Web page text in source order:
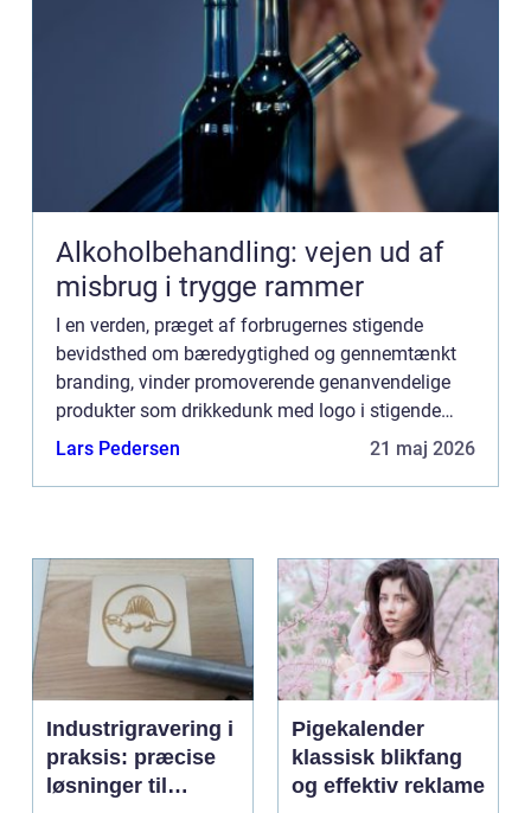
Alkoholbehandling: vejen ud af
misbrug i trygge rammer
I en verden, præget af forbrugernes stigende
bevidsthed om bæredygtighed og gennemtænkt
branding, vinder promoverende genanvendelige
produkter som drikkedunk med logo i stigende
grad popularitet. Dette skyldes ikke kun deres
Lars Pedersen 21 maj 2026
Industrigravering i
praksis: præcise
løsninger til
Pigekalender
klassisk blikfang
og effektiv reklame